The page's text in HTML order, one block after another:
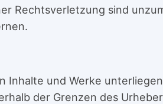
Rechtsverletzung sind
Inhalte und Werke
der Grenzen des